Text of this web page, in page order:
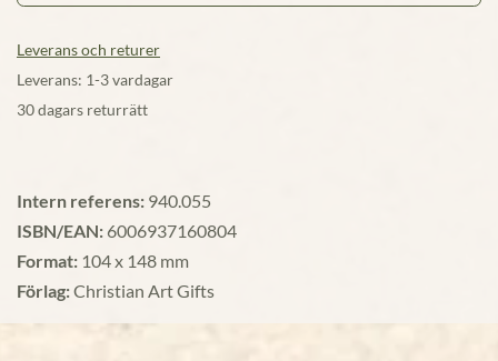
Leverans och returer
Leverans: 1-3 vardagar
30 dagars returrätt
Intern referens: 940.055
ISBN/EAN: 6006937160804
Format: 104 x 148 mm
Förlag:Christian Art Gifts